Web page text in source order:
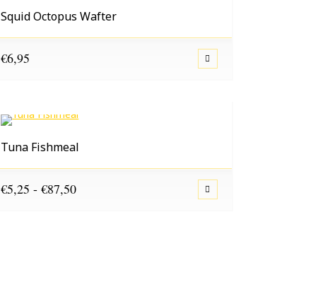
Squid Octopus Wafter
€6,95
Tuna Fishmeal
€5,25 - €87,50Prijsklasse: